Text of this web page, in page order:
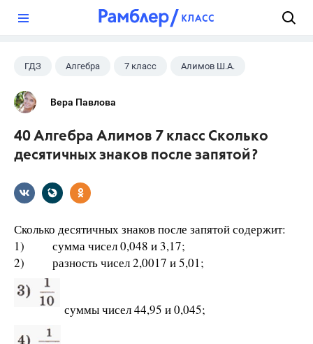
ГДЗ Алгебра 7 класс Алимов Ш.А.
Вера Павлова
40 Алгебра Алимов 7 класс Сколько
десятичных знаков после запятой?
Сколько десятичных знаков после запятой содержит:
1) сумма чисел 0,048 и 3,17;
2) разность чисел 2,0017 и 5,01;
суммы чисел 44,95 и 0,045;